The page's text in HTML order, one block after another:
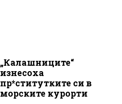
„Калашниците“
изнесоха
пр*ститутките си в
морските курорти